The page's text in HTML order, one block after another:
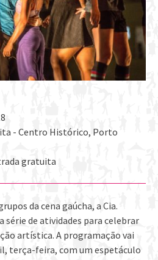
- Centro Histórico, Porto
gratuita
da cena gaúcha, a Cia.
série de atividades para celebrar
artística. A programação vai
terça-feira, com um espetáculo